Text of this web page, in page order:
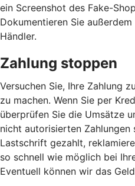
ein Screenshot des Fake-
Dokumentieren Sie
Händler.
Zahlung stoppen
Versuchen Sie, Ihre Zahlung
zu machen. Wenn Sie per
überprüfen Sie die Umsätze
nicht autorisierten Zahlungen
Lastschrift gezahlt,
so schnell wie möglich bei
Eventuell können wir das